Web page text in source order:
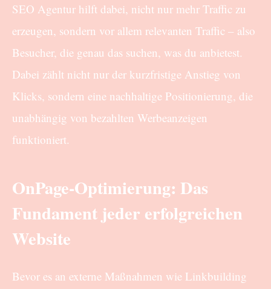
SEO Agentur hilft dabei, nicht nur mehr Traffic zu
erzeugen, sondern vor allem relevanten Traffic – also
Besucher, die genau das suchen, was du anbietest.
Dabei zählt nicht nur der kurzfristige Anstieg von
Klicks, sondern eine nachhaltige Positionierung, die
unabhängig von bezahlten Werbeanzeigen
funktioniert.
OnPage-Optimierung: Das
Fundament jeder erfolgreichen
Website
Bevor es an externe Maßnahmen wie Linkbuilding